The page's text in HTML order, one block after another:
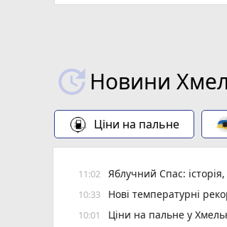
Новини
Ціни на пальне
11:02 Яблучний Спас:
10:33 Нові температурні
10:01 Ціни на пальне у